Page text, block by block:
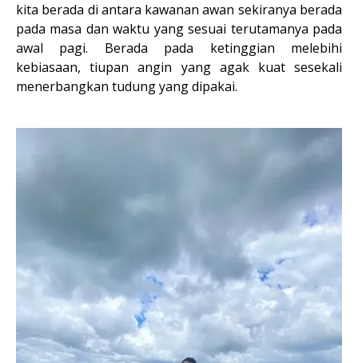
kita berada di antara kawanan awan sekiranya berada
pada masa dan waktu yang sesuai terutamanya pada
awal pagi. Berada pada ketinggian melebihi
kebiasaan, tiupan angin yang agak kuat sesekali
menerbangkan tudung yang dipakai.